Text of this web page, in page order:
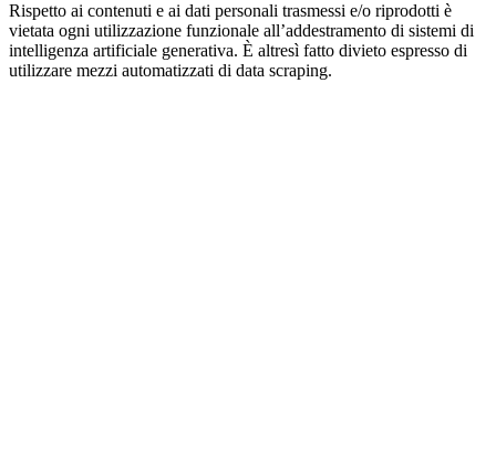
Rispetto ai contenuti e ai dati personali trasmessi e/o riprodotti è
vietata ogni utilizzazione funzionale all’addestramento di sistemi di
intelligenza artificiale generativa. È altresì fatto divieto espresso di
utilizzare mezzi automatizzati di data scraping.